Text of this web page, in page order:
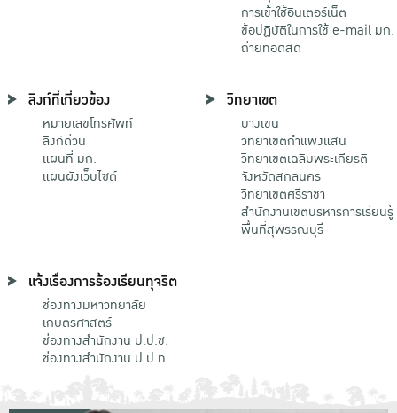
การเข้าใช้อินเตอร์เน็ต
ข้อปฏิบัติในการใช้ e-mail มก.
ถ่ายทอดสด
ลิงก์ที่เกี่ยวข้อง
หมายเลขโทรศัพท์
ลิงก์ด่วน
แผนที่ มก.
แผนผังเว็บไซต์
วิทยาเขต
บางเขน
วิทยาเขตกําแพงแสน
วิทยาเขตเฉลิมพระเกียรติ
จังหวัดสกลนคร
วิทยาเขตศรีราชา
สำนักงานเขตบริหารการเรียนรู้
พื้นที่สุพรรณบุรี
แจ้งเรื่องการร้องเรียนทุจริต
ช่องทางมหาวิทยาลัย
เกษตรศาสตร์
ช่องทางสำนักงาน ป.ป.ช.
ช่องทางสำนักงาน ป.ป.ท.